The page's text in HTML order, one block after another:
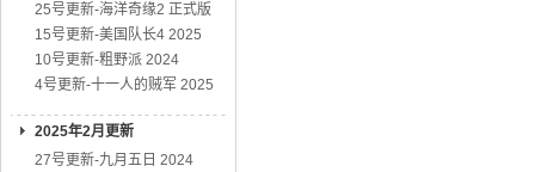
25号更新-海洋奇缘2 正式版
15号更新-美国队长4 2025
10号更新-粗野派 2024
4号更新-十一人的贼军 2025
2025年2月更新
27号更新-九月五日 2024